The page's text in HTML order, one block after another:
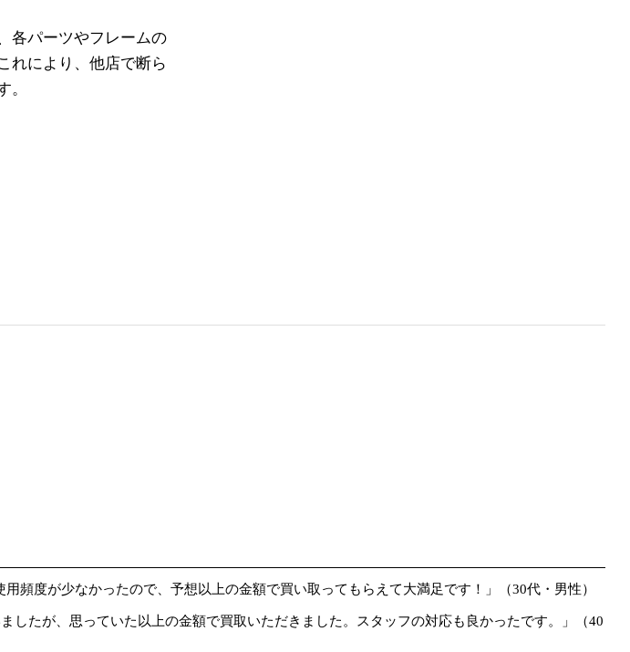
各パーツやフレームの
れにより、他店で断ら
。
用頻度が少なかったので、予想以上の金額で買い取ってもらえて大満足です！」（30代・男性）
ましたが、思っていた以上の金額で買取いただきました。スタッフの対応も良かったです。」（40